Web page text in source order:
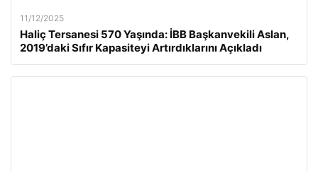
11/12/2025
Haliç Tersanesi 570 Yaşında: İBB Başkanvekili Aslan,
2019’daki Sıfır Kapasiteyi Artırdıklarını Açıkladı